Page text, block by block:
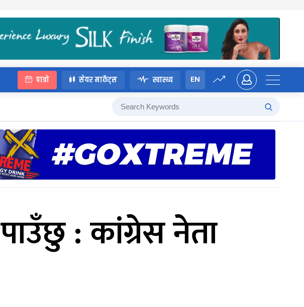
पात्रो सेयर मार्केट्स स्वास्थ्य EN
: कांग्रेस नेता